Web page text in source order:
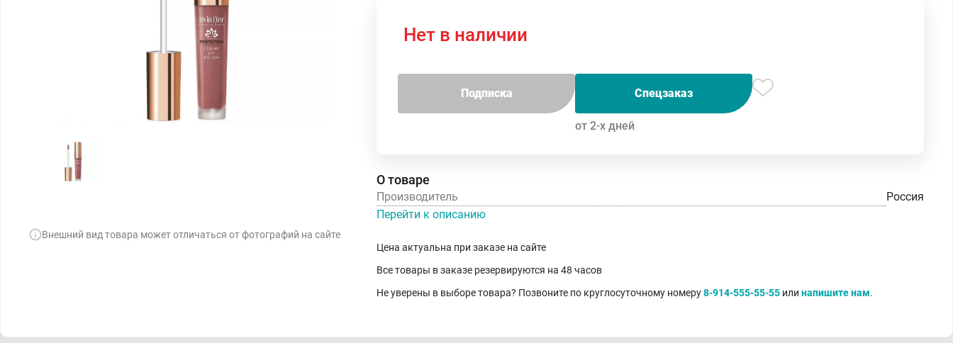
Внешний вид товара может отличаться от фотографий на сайте
Нет в наличии
Подписка Спецзаказ
от 2-х дней
О товаре
Производитель
Россия
Перейти к описанию
Цена актуальна при заказе на сайте
Все товары в заказе резервируются на 48 часов
Не уверены в выборе товара? Позвоните по круглосуточному номеру8-914-555-55-55 или напишите нам.